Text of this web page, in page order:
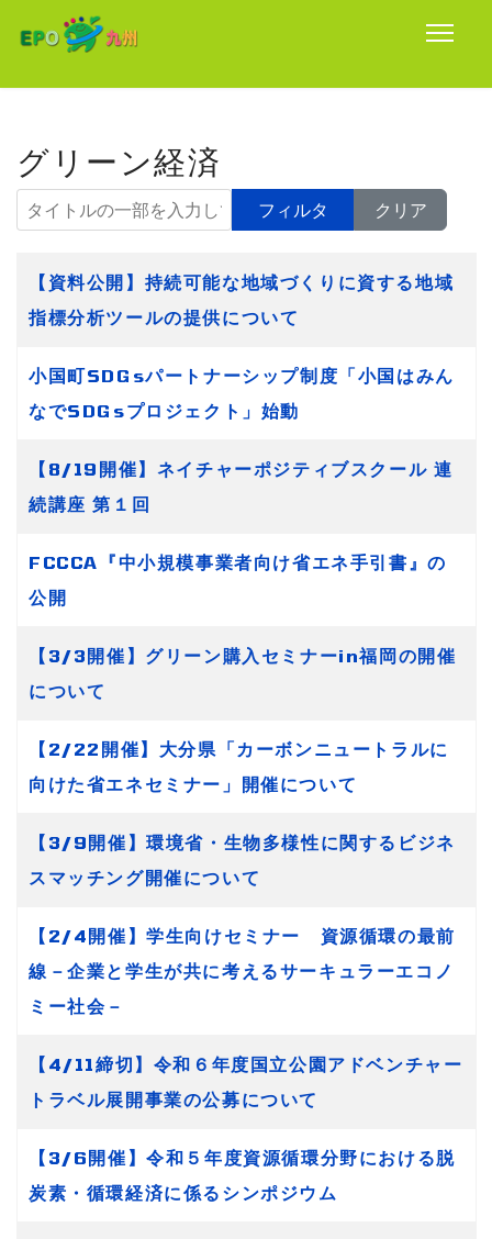
グリーン経済
タイトルの一部を入力してください
フィルタ クリア
タイトル
【資料公開】持続可能な地域づくりに資する地域
指標分析ツールの提供について
小国町SDGsパートナーシップ制度「小国はみん
なでSDGsプロジェクト」始動
【8/19開催】ネイチャーポジティブスクール 連
続講座 第１回
FCCCA『中小規模事業者向け省エネ手引書』の
公開
【3/3開催】グリーン購入セミナーin福岡の開催
について
【2/22開催】大分県「カーボンニュートラルに
向けた省エネセミナー」開催について
【3/9開催】環境省・生物多様性に関するビジネ
スマッチング開催について
【2/4開催】学生向けセミナー 資源循環の最前
線－企業と学生が共に考えるサーキュラーエコノ
ミー社会－
【4/11締切】令和６年度国立公園アドベンチャー
トラベル展開事業の公募について
【3/6開催】令和５年度資源循環分野における脱
炭素・循環経済に係るシンポジウム